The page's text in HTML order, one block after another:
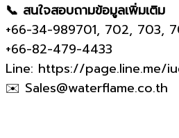
📞 สนใจสอบถามข้อมูลเพิ่มเติม
+66-34-989701, 702, 703,
+66-82-479-4433
Line: https://page.line.me/
✉️ Sales@waterflame.co.th